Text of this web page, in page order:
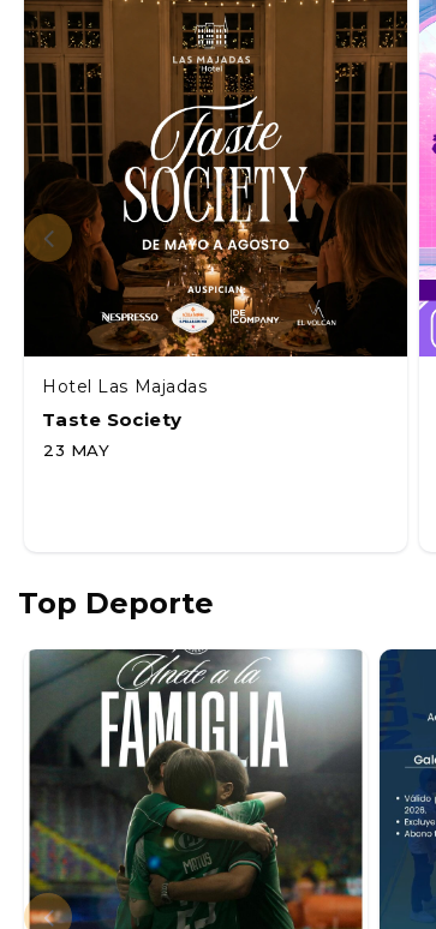
Hotel Las Majadas
Taste Society
23 MAY
Top Deporte